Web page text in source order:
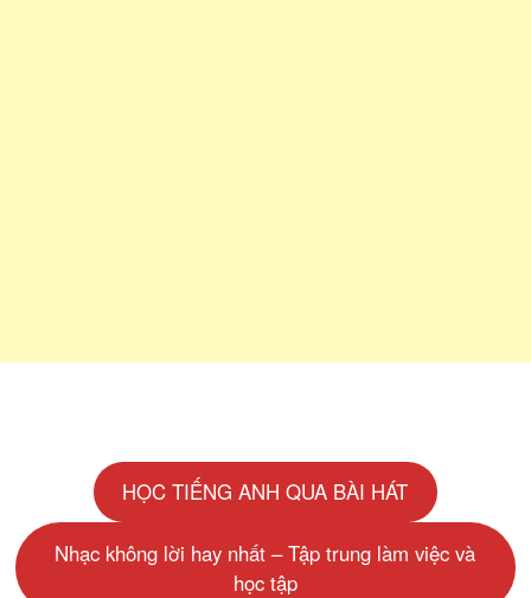
HỌC TIẾNG ANH QUA BÀI HÁT
Nhạc không lời hay nhất – Tập trung làm việc và
học tập